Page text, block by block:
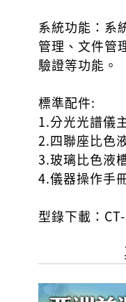
系統功能：系
管理、文件管
驗證等功能。
標準配件:
1.分光光譜儀
2.四聯座比色
3.玻璃比色液
4.儀器操作手
型錄下載：